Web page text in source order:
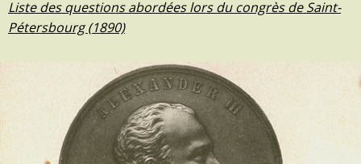
Liste des questions abordées lors du congrès de Saint-
Pétersbourg (1890)